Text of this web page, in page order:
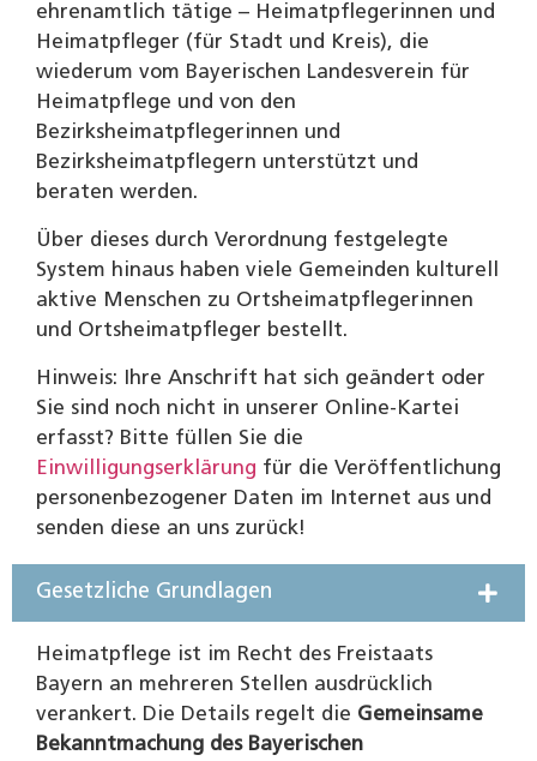
ehrenamtlich tätige – Heimatpflegerinnen und
Heimatpfleger (für Stadt und Kreis), die
wiederum vom Bayerischen Landesverein für
Heimatpflege und von den
Bezirksheimatpflegerinnen und
Bezirksheimatpflegern unterstützt und
beraten werden.
Über dieses durch Verordnung festgelegte
System hinaus haben viele Gemeinden kulturell
aktive Menschen zu Ortsheimatpflegerinnen
und Ortsheimatpfleger bestellt.
Hinweis: Ihre Anschrift hat sich geändert oder
Sie sind noch nicht in unserer Online-Kartei
erfasst? Bitte füllen Sie die
Einwilligungserklärung für die Veröffentlichung
personenbezogener Daten im Internet aus und
senden diese an uns zurück!
Gesetzliche Grundlagen
Heimatpflege ist im Recht des Freistaats
Bayern an mehreren Stellen ausdrücklich
verankert. Die Details regelt die Gemeinsame
Bekanntmachung des Bayerischen